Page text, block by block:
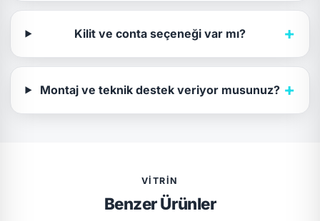
Kilit ve conta seçeneği var mı? +
Montaj ve teknik destek veriyor musunuz? +
VITRIN
Benzer Ürünler